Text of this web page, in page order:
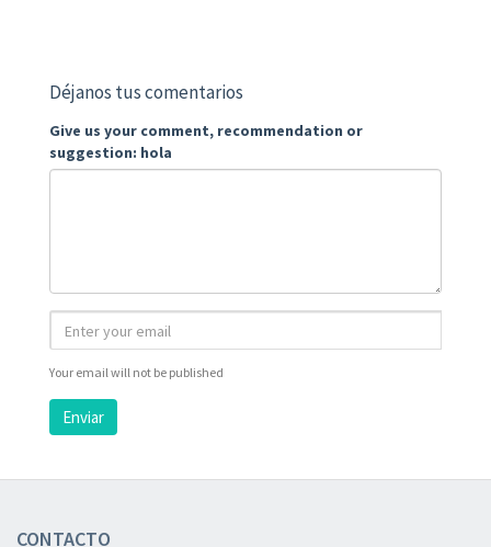
Déjanos tus comentarios
Give us your comment, recommendation or
suggestion: hola
Your email will not be published
Enviar
CONTACTO